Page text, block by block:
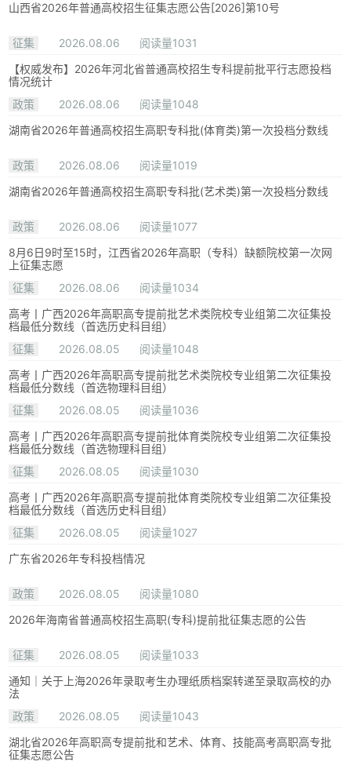
山西省2026年普通高校招生征集志愿公告[2026]第10号
征集 2026.08.06
阅读量1031
【权威发布】2026年河北省普通高校招生专科提前批平行志愿投档
情况统计
政策
2026.08.06
阅读量1048
湖南省2026年普通高校招生高职专科批(体育类)第一次投档分数线
政策 2026.08.06
阅读量1019
湖南省2026年普通高校招生高职专科批(艺术类)第一次投档分数线
政策 2026.08.06
阅读量1077
8月6日9时至15时，江西省2026年高职（专科）缺额院校第一次网
上征集志愿
征集
2026.08.06
阅读量1034
高考丨广西2026年高职高专提前批艺术类院校专业组第二次征集投
档最低分数线（首选历史科目组）
征集
2026.08.05
阅读量1048
高考丨广西2026年高职高专提前批艺术类院校专业组第二次征集投
档最低分数线（首选物理科目组）
征集
2026.08.05
阅读量1036
高考丨广西2026年高职高专提前批体育类院校专业组第二次征集投
档最低分数线（首选物理科目组）
征集
2026.08.05
阅读量1030
高考丨广西2026年高职高专提前批体育类院校专业组第二次征集投
档最低分数线（首选历史科目组）
征集
2026.08.05
阅读量1027
广东省2026年专科投档情况
政策 2026.08.05
阅读量1080
2026年海南省普通高校招生高职(专科)提前批征集志愿的公告
征集 2026.08.05
阅读量1033
通知｜关于上海2026年录取考生办理纸质档案转递至录取高校的办
法
政策
2026.08.05
阅读量1043
湖北省2026年高职高专提前批和艺术、体育、技能高考高职高专批
征集志愿公告